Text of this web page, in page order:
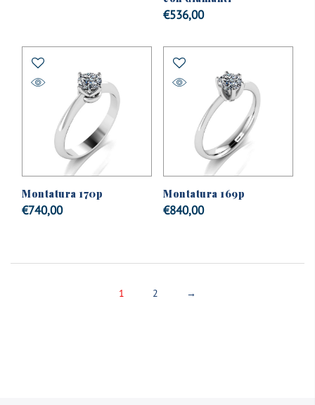
€536,00
Montatura 170p
€740,00
Montatura 169p
€840,00
1 2 →